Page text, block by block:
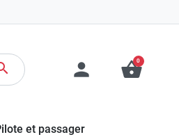
person shopping_basket
0
et passager